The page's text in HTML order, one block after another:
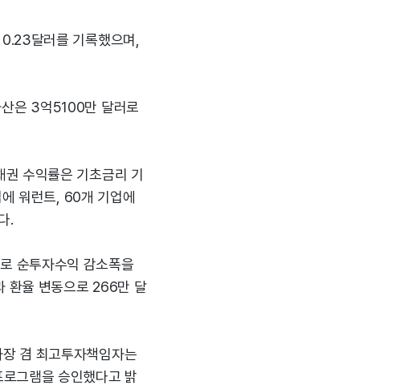
달러를 기록했으며,
은 3억5100만 달러로
수익률은 기초금리 기
워런트, 60개 기업에
.
순투자수익 감소폭을
환율 변동으로 266만 달
겸 최고투자책임자는
그램을 승인했다고 밝